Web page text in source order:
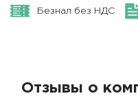
Безнал без НДС
Отзывы о